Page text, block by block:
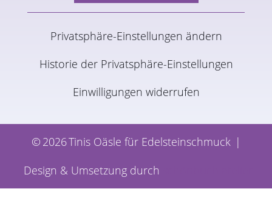
Privatsphäre-Einstellungen ändern
Historie der Privatsphäre-Einstellungen
Einwilligungen widerrufen
© 2026Tinis Oäsle für Edelsteinschmuck |
Design & Umsetzung durch